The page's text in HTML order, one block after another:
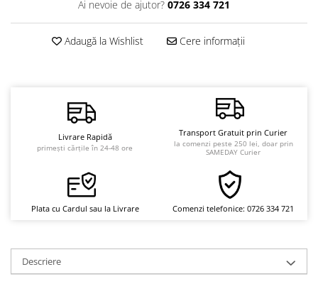
Îngeri
Vindecare spirituală
Supă de pui pentru suflet
Oracol
Spiritualitate şi ştiinţă
Fără categorie
Ai nevoie de ajutor? 0726 334 721
Adaugă la Wishlist Cere informații
Livrare Rapidă
primești cărțile în 24-48 ore
Transport Gratuit prin Curier
la comenzi peste 250 lei, doar prin
SAMEDAY Curier
Plata cu Cardul sau la Livrare Comenzi telefonice: 0726 334 721
Descriere